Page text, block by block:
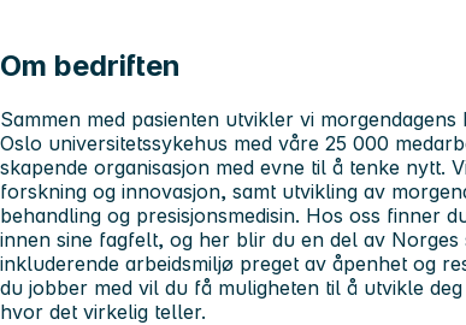
Om bedriften
Sammen med pasienten utvikler vi morgendagens
Oslo universitetssykehus med våre 25 000
skapende organisasjon med evne til å tenke nytt.
forskning og innovasjon, samt utvikling av
behandling og presisjonsmedisin. Hos oss finner
innen sine fagfelt, og her blir du en del av Norges
inkluderende arbeidsmiljø preget av åpenhet og
du jobber med vil du få muligheten til å utvikle
hvor det virkelig teller.